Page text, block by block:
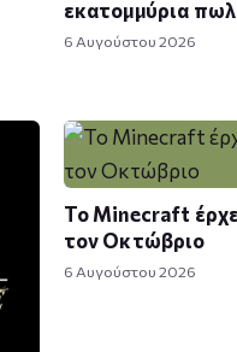
εκατομμύρια
6 Αυγούστου 2026
Το Minecraft
τον Οκτώβριο
6 Αυγούστου 2026